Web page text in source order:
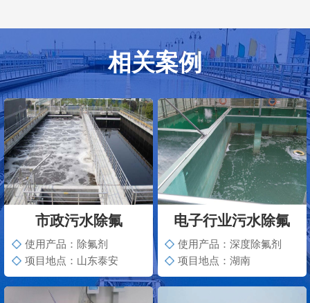
相关案例
市政污水除氟
使用产品：除氟剂
项目地点：山东泰安
电子行业污水除氟
使用产品：深度除氟剂
项目地点：湖南